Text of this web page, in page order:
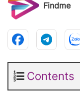
Findme
Contents